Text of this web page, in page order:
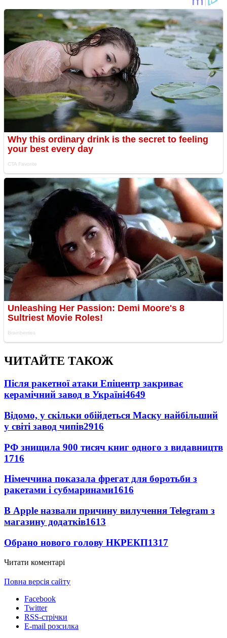
ЧИТАЙТЕ ТАКОЖ
Після ракетної атаки Епіцентр закриває
керамічний завод в Україні4649
Відомо, у скільки обійдеться Маску найбільший
у світі завод чипів2916
РФ знищила 900 тисяч книг одного з видавництв
1716
Німеччина показала фрегат для боротьби з
ракетами і субмаринами1616
В Apple назвали причину вилучення Telegram з
магазину додатків1613
Обрано нового голову НКРЕКП1317
Читати коментарі
Повна версія сайту
Facebook
Twitter
RSS-стрічки
E-mail розсилка